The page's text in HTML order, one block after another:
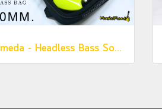
Umeda - Headless Bass Softcase กระเป๋าเบสหัวตัด